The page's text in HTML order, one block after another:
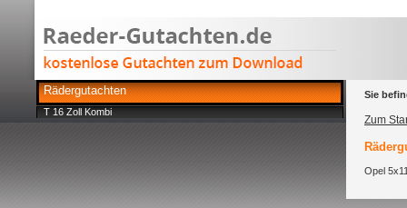
Rädergutachten
T 16 Zoll Kombi
Sie
Zum
Opel